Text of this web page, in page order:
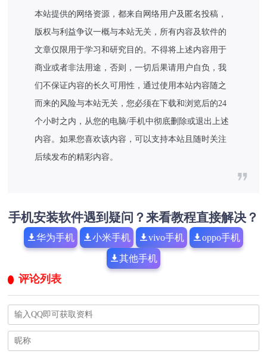
本站提供的网络资源，都来自网络用户及匿名投稿，
版权与利益争议一概与本站无关，所有内容及软件的
文章仅限用于学习和研究目的。不得将上述内容用于
商业或者非法用途，否则，一切后果请用户自负，我
们不保证内容的长久可用性，通过使用本站内容随之
而来的风险与本站无关，您必须在下载和浏览后的24
个小时之内，从您的电脑/手机中彻底删除或退出上述
内容。如果您喜欢该内容，可以支持本站且随时关注
后续发布的精彩内容。
手机安装软件遇到疑问？来看教程直接解决？
华为手机 小米手机 vivo手机 oppo手机
其他手机
评论列表